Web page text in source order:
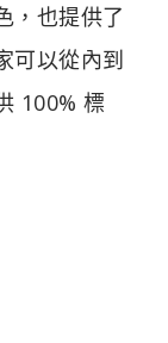
，也提供了
可以從內到
100% 標